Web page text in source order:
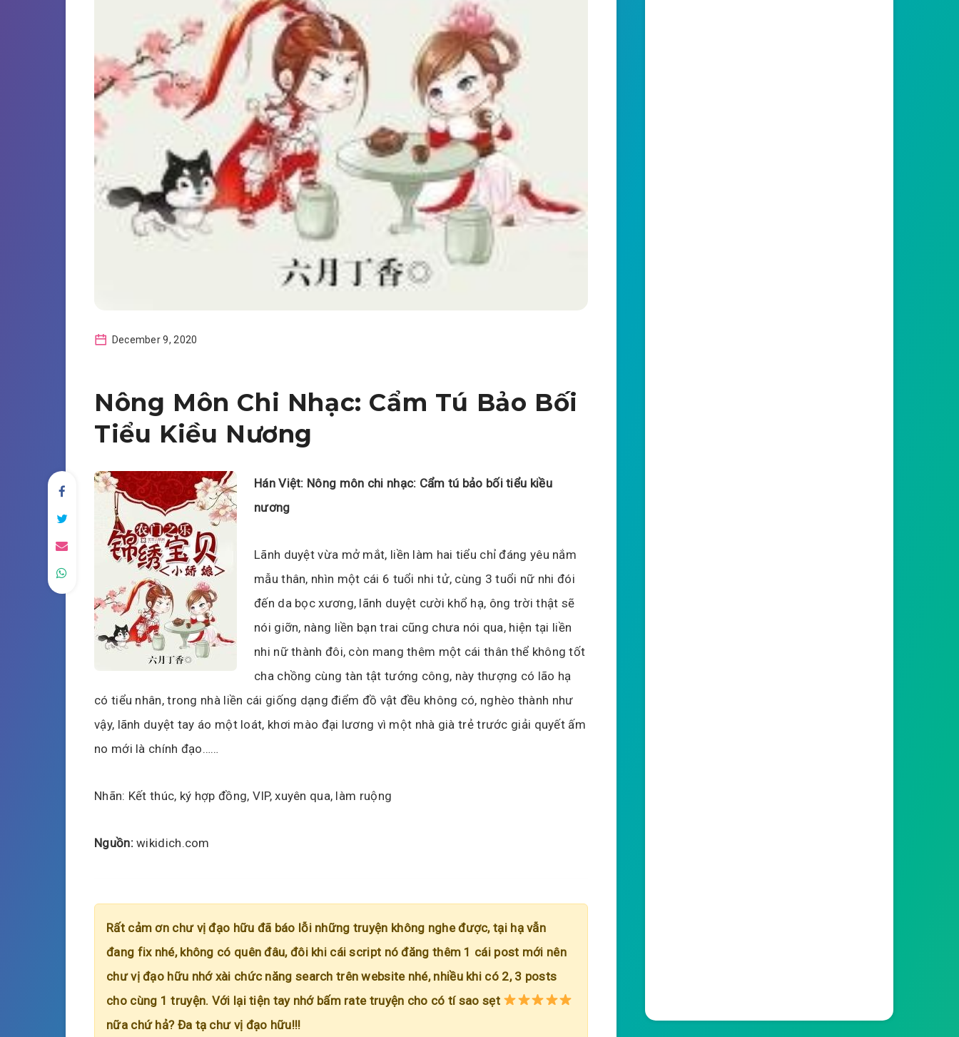
December 9, 2020
Nông Môn Chi Nhạc: Cẩm Tú Bảo Bối
Tiểu Kiều Nương
Hán Việt: Nông môn chi nhạc: Cẩm tú bảo bối tiểu kiều
nương
Lãnh duyệt vừa mở mắt, liền làm hai tiểu chỉ đáng yêu nắm
mẫu thân, nhìn một cái 6 tuổi nhi tử, cùng 3 tuổi nữ nhi đói
đến da bọc xương, lãnh duyệt cười khổ hạ, ông trời thật sẽ
nói giỡn, nàng liền bạn trai cũng chưa nói qua, hiện tại liền
nhi nữ thành đôi, còn mang thêm một cái thân thể không tốt
cha chồng cùng tàn tật tướng công, này thượng có lão hạ
có tiểu nhân, trong nhà liền cái giống dạng điểm đồ vật đều không có, nghèo thành như
vậy, lãnh duyệt tay áo một loát, khơi mào đại lương vì một nhà già trẻ trước giải quyết ấm
no mới là chính đạo……
Nhãn: Kết thúc, ký hợp đồng, VIP, xuyên qua, làm ruộng
Nguồn:wikidich.com
Rất cảm ơn chư vị đạo hữu đã báo lỗi những truyện không nghe được, tại hạ vẫn
đang fix nhé, không có quên đâu, đôi khi cái script nó đăng thêm 1 cái post mới nên
chư vị đạo hữu nhớ xài chức năng search trên website nhé, nhiều khi có 2, 3 posts
cho cùng 1 truyện. Với lại tiện tay nhớ bấm rate truyện cho có tí sao sẹt
nữa chứ hả? Đa tạ chư vị đạo hữu!!!